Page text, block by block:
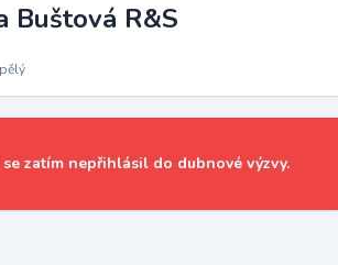
Buštová R&S
zatím nepřihlásil do dubnové výzvy.